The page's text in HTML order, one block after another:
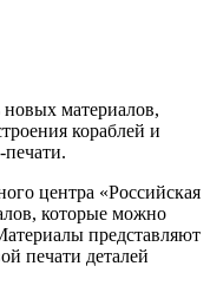
новых материалов,
кораблей и
центра «Российская
которые можно
представляют
печати деталей